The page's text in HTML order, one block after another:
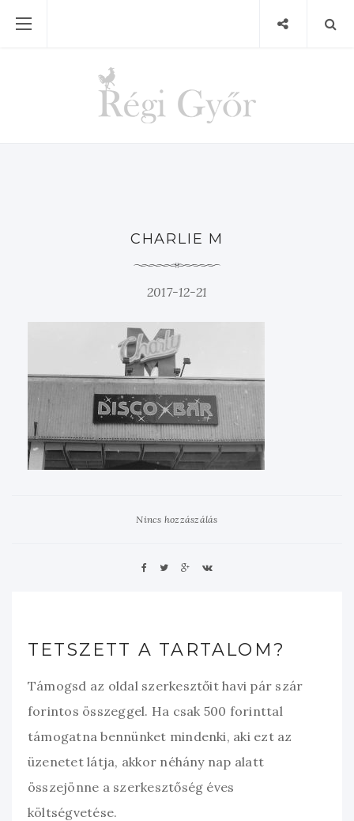
CHARLIE M
2017-12-21
Nincs hozzászálás
TETSZETT A TARTALOM?
Támogsd az oldal szerkesztőit havi pár szár
forintos összeggel. Ha csak 500 forinttal
támogatna bennünket mindenki, aki ezt az
üzenetet látja, akkor néhány nap alatt
összejönne a szerkesztőség éves
költségvetése.